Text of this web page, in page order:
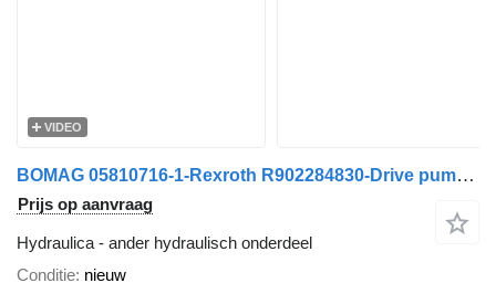
VIDEO
BOMAG 05810716-1-Rexroth R902284830-Drive pump/Fahrpumpe
Prijs op aanvraag
Hydraulica - ander hydraulisch onderdeel
Conditie nieuw